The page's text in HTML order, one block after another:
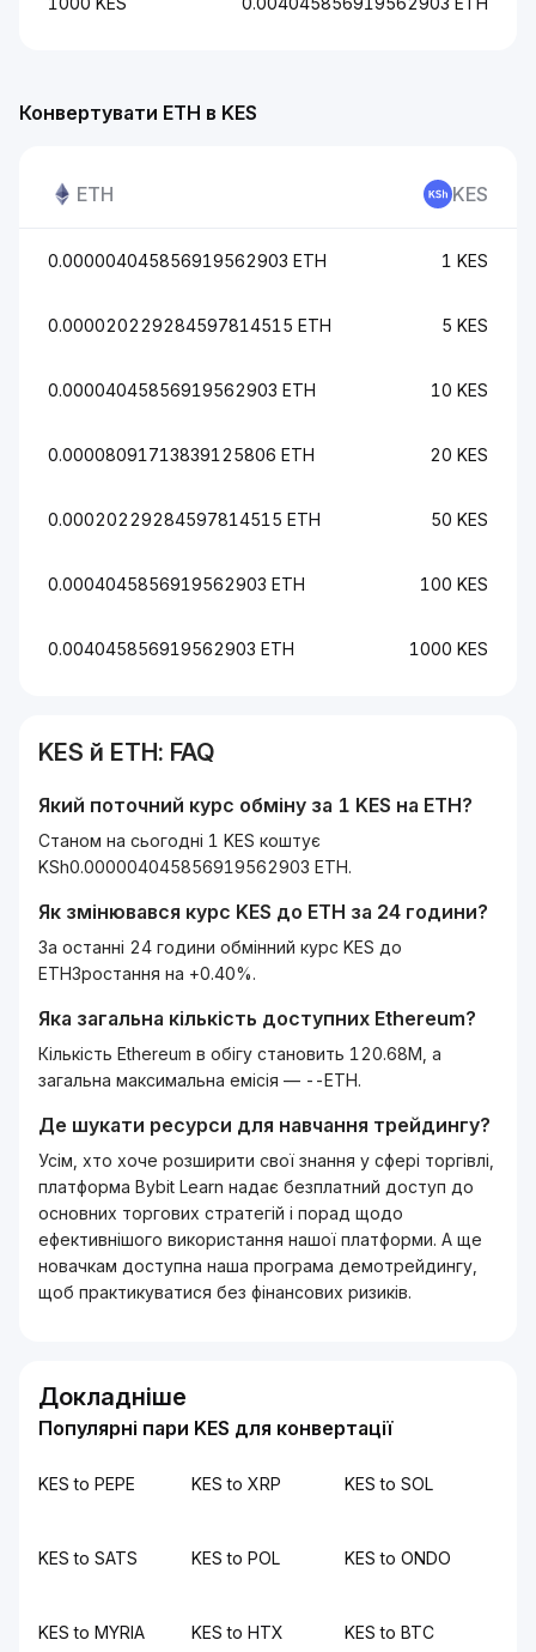
Конвертувати ETH в KES
ETH KES
0.000004045856919562903 ETH 1 KES
0.000020229284597814515 ETH 5 KES
0.00004045856919562903 ETH 10 KES
0.00008091713839125806 ETH 20 KES
0.00020229284597814515 ETH 50 KES
0.0004045856919562903 ETH 100 KES
0.004045856919562903 ETH 1000 KES
KES й ETH: FAQ
Який поточний курс обміну за 1 KES на ETH?
Станом на сьогодні 1 KES коштує
KSh0.000004045856919562903 ETH.
Як змінювався курс KES до ETH за 24 години?
За останні 24 години обмінний курс KES до
ETHЗростання на +0.40%.
Яка загальна кількість доступних Ethereum?
Кількість Ethereum в обігу становить 120.68M, а
загальна максимальна емісія — --ETH.
Де шукати ресурси для навчання трейдингу?
Усім, хто хоче розширити свої знання у сфері торгівлі,
платформа Bybit Learn надає безплатний доступ до
основних торгових стратегій і порад щодо
ефективнішого використання нашої платформи. А ще
новачкам доступна наша програма демотрейдингу,
щоб практикуватися без фінансових ризиків.
Докладніше
Популярні пари KES для конвертації
KES to PEPE KES to XRP KES to SOL
KES to SATS KES to POL KES to ONDO
KES to MYRIA KES to HTX KES to BTC